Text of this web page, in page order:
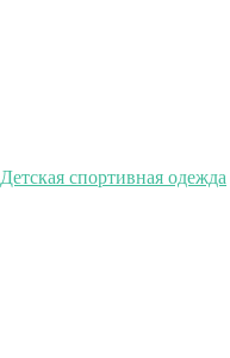
Детская спортивная одежда